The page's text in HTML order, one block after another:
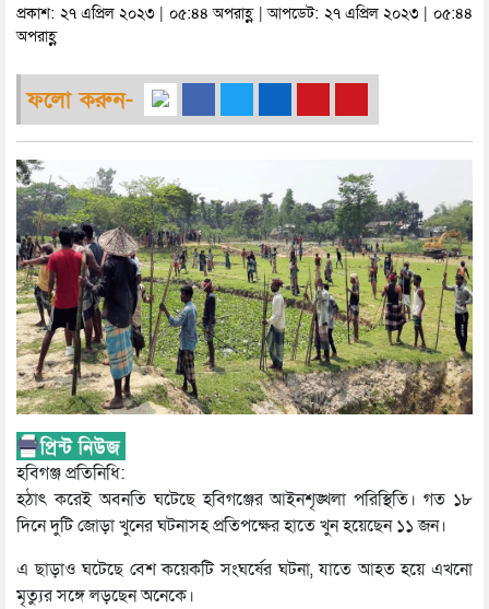
প্রকাশ: ২৭ এপ্রিল ২০২৩ | ০৫:৪৪ অপরাহ্ণ | আপডেট: ২৭ এপ্রিল ২০২৩ | ০৫:৪৪
অপরাহ্ণ
ফলো করুন-
হবিগঞ্জ প্রতিনিধি:
হঠাৎ করেই অবনতি ঘটেছে হবিগঞ্জের আইনশৃঙ্খলা পরিস্থিতি। গত ১৮
দিনে দুটি জোড়া খুনের ঘটনাসহ প্রতিপক্ষের হাতে খুন হয়েছেন ১১ জন।
এ ছাড়াও ঘটেছে বেশ কয়েকটি সংঘর্ষের ঘটনা, যাতে আহত হয়ে এখনো
মৃত্যুর সঙ্গে লড়ছেন অনেকে।